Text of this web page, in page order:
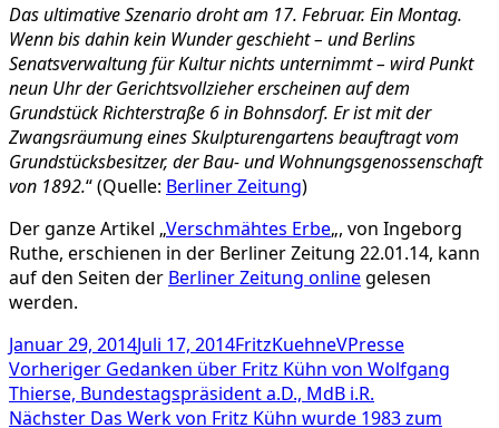
Das ultimative Szenario droht am 17. Februar. Ein Montag.
Wenn bis dahin kein Wunder geschieht – und Berlins
Senatsverwaltung für Kultur nichts unternimmt – wird Punkt
neun Uhr der Gerichtsvollzieher erscheinen auf dem
Grundstück Richterstraße 6 in Bohnsdorf. Er ist mit der
Zwangsräumung eines Skulpturengartens beauftragt vom
Grundstücksbesitzer, der Bau- und Wohnungsgenossenschaft
von 1892.“ (Quelle: Berliner Zeitung)
Der ganze Artikel „Verschmähtes Erbe„, von Ingeborg
Ruthe, erschienen in der Berliner Zeitung 22.01.14, kann
auf den Seiten der Berliner Zeitung onlinegelesen
werden.
Veröffentlicht
am
Januar 29, 2014Juli 17, 2014Autor
FritzKuehneVKategorien
Presse
Beitragsnavigation
Vorheriger Vorheriger
Beitrag:
Gedanken über Fritz Kühn von Wolfgang
Thierse, Bundestagspräsident a.D., MdB i.R.
Nächster Nächster
Das Werk von Fritz Kühn wurde 1983 zum